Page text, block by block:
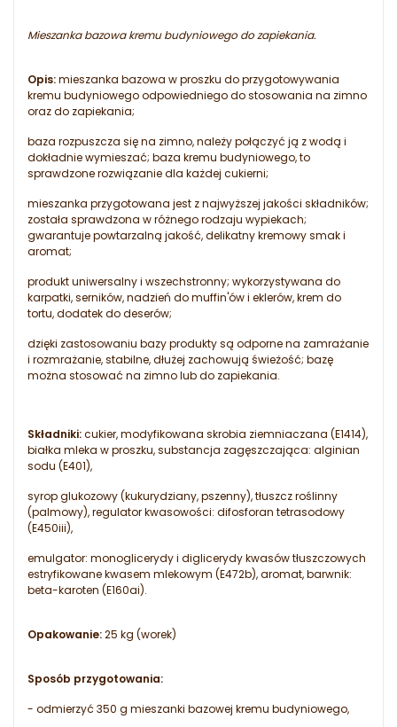
Mieszanka bazowa kremu budyniowego do zapiekania.
Opis:mieszanka bazowa w proszku do przygotowywania
kremu budyniowego odpowiedniego do stosowania na zimno
oraz do zapiekania;
baza rozpuszcza się na zimno, należy połączyć ją z wodą i
dokładnie wymieszać; baza kremu budyniowego, to
sprawdzone rozwiązanie dla każdej cukierni;
mieszanka przygotowana jest z najwyższej jakości składników;
została sprawdzona w różnego rodzaju wypiekach;
gwarantuje powtarzalną jakość, delikatny kremowy smak i
aromat;
produkt uniwersalny i wszechstronny; wykorzystywana do
karpatki, serników, nadzień do muffin'ów i eklerów, krem do
tortu, dodatek do deserów;
dzięki zastosowaniu bazy produkty są odporne na zamrażanie
i rozmrażanie, stabilne, dłużej zachowują świeżość; bazę
można stosować na zimno lub do zapiekania.
Składniki:cukier, modyfikowana skrobia ziemniaczana (E1414),
białka mleka w proszku, substancja zagęszczająca: alginian
sodu (E401),
syrop glukozowy (kukurydziany, pszenny), tłuszcz roślinny
(palmowy), regulator kwasowości: difosforan tetrasodowy
(E450iii),
emulgator: monoglicerydy i diglicerydy kwasów tłuszczowych
estryfikowane kwasem mlekowym (E472b), aromat, barwnik:
beta-karoten (E160ai).
Opakowanie:25 kg (worek)
Sposób przygotowania:
- odmierzyć 350 g mieszanki bazowej kremu budyniowego,